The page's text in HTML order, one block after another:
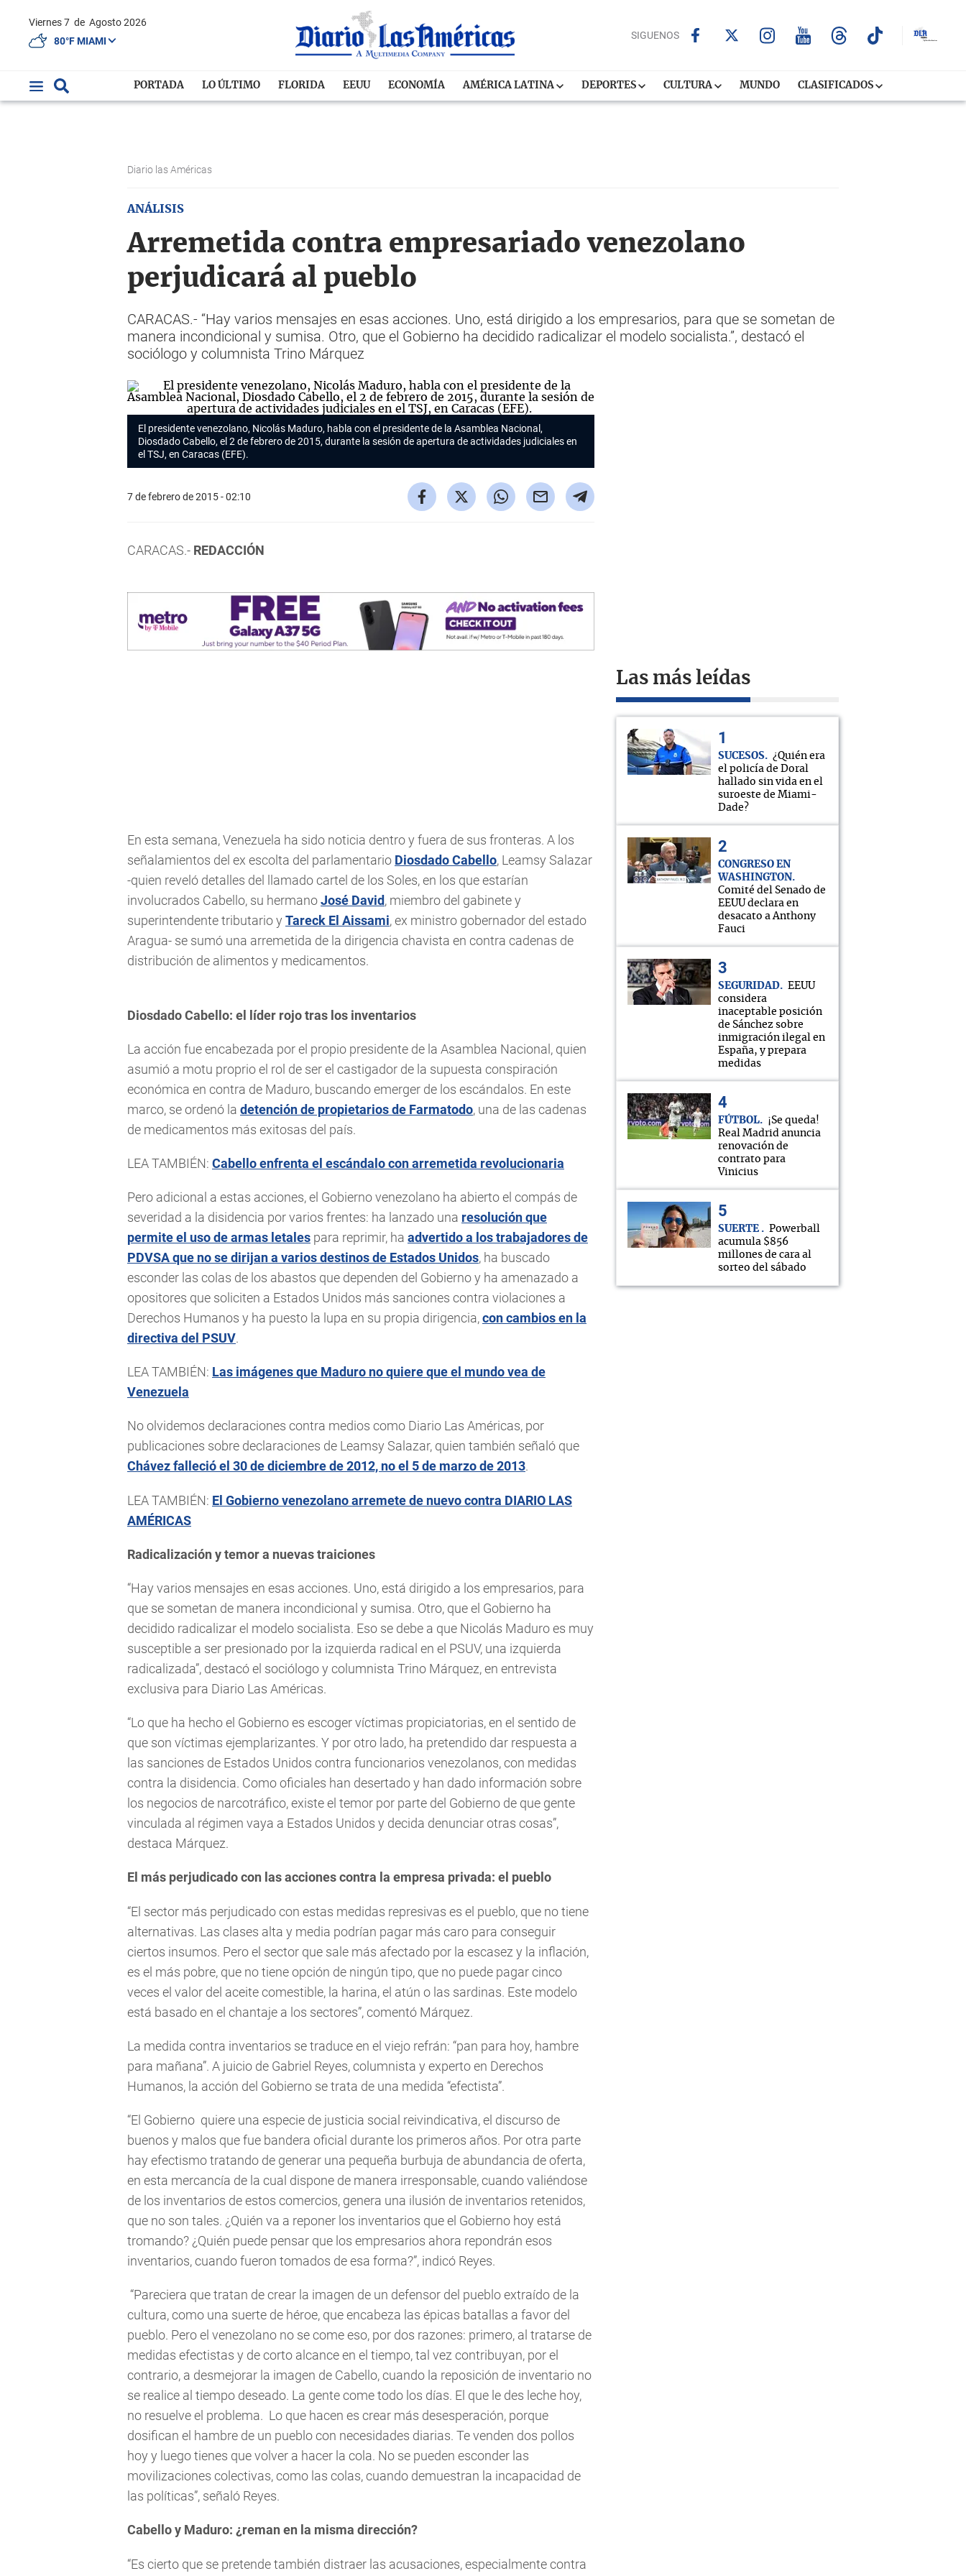
Viernes 7 de Agosto 2026
80°F MIAMI
SIGUENOS
PORTADA LO ÚLTIMO FLORIDA EEUU ECONOMÍA AMÉRICA LATINA DEPORTES CULTURA MUNDO CLASIFICADOS
Diario las Américas
ANÁLISIS
Arremetida contra empresariado venezolano
perjudicará al pueblo
CARACAS.- “Hay varios mensajes en esas acciones. Uno, está dirigido a los empresarios, para que se sometan de
manera incondicional y sumisa. Otro, que el Gobierno ha decidido radicalizar el modelo socialista.”, destacó el
sociólogo y columnista Trino Márquez
El presidente venezolano, Nicolás Maduro, habla con el presidente de la Asamblea Nacional,
Diosdado Cabello, el 2 de febrero de 2015, durante la sesión de apertura de actividades judiciales en
el TSJ, en Caracas (EFE).
7 de febrero de 2015 - 02:10
CARACAS.- REDACCIÓN
En esta semana, Venezuela ha sido noticia dentro y fuera de sus fronteras. A los
señalamientos del ex escolta del parlamentario Diosdado Cabello, Leamsy Salazar
-quien reveló detalles del llamado cartel de los Soles, en los que estarían
involucrados Cabello, su hermanoJosé David, miembro del gabinete y
superintendente tributario y Tareck El Aissami, ex ministro gobernador del estado
Aragua- se sumó una arremetida de la dirigencia chavista en contra cadenas de
distribución de alimentos y medicamentos.
Diosdado Cabello: el líder rojo tras los inventarios
La acción fue encabezada por el propio presidente de la Asamblea Nacional, quien
asumió a motu proprio el rol de ser el castigador de la supuesta conspiración
económica en contra de Maduro, buscando emerger de los escándalos. En este
marco, se ordenó la detención de propietarios de Farmatodo, una de las cadenas
de medicamentos más exitosas del país.
LEA TAMBIÉN: Cabello enfrenta el escándalo con arremetida revolucionaria
Pero adicional a estas acciones, el Gobierno venezolano ha abierto el compás de
severidad a la disidencia por varios frentes: ha lanzado una resolución que
permite el uso de armas letales para reprimir, ha advertido a los trabajadores de
PDVSA que no se dirijan a varios destinos de Estados Unidos, ha buscado
esconder las colas de los abastos que dependen del Gobierno y ha amenazado a
opositores que soliciten a Estados Unidos más sanciones contra violaciones a
Derechos Humanos y ha puesto la lupa en su propia dirigencia,con cambios en la
directiva del PSUV.
LEA TAMBIÉN: Las imágenes que Maduro no quiere que el mundo vea de
Venezuela
No olvidemos declaraciones contra medios como Diario Las Américas, por
publicaciones sobre declaraciones de Leamsy Salazar, quien también señaló que
Chávez falleció el 30 de diciembre de 2012, no el 5 de marzo de 2013.
LEA TAMBIÉN: El Gobierno venezolano arremete de nuevo contra DIARIO LAS
AMÉRICAS
Radicalización y temor a nuevas traiciones
“Hay varios mensajes en esas acciones. Uno, está dirigido a los empresarios, para
que se sometan de manera incondicional y sumisa. Otro, que el Gobierno ha
decidido radicalizar el modelo socialista. Eso se debe a que Nicolás Maduro es muy
susceptible a ser presionado por la izquierda radical en el PSUV, una izquierda
radicalizada”, destacó el sociólogo y columnista Trino Márquez, en entrevista
exclusiva para Diario Las Américas.
“Lo que ha hecho el Gobierno es escoger víctimas propiciatorias, en el sentido de
que son víctimas ejemplarizantes. Y por otro lado, ha pretendido dar respuesta a
las sanciones de Estados Unidos contra funcionarios venezolanos, con medidas
contra la disidencia. Como oficiales han desertado y han dado información sobre
los negocios de narcotráfico, existe el temor por parte del Gobierno de que gente
vinculada al régimen vaya a Estados Unidos y decida denunciar otras cosas”,
destaca Márquez.
El más perjudicado con las acciones contra la empresa privada: el pueblo
“El sector más perjudicado con estas medidas represivas es el pueblo, que no tiene
alternativas. Las clases alta y media podrían pagar más caro para conseguir
ciertos insumos. Pero el sector que sale más afectado por la escasez y la inflación,
es el más pobre, que no tiene opción de ningún tipo, que no puede pagar cinco
veces el valor del aceite comestible, la harina, el atún o las sardinas. Este modelo
está basado en el chantaje a los sectores”, comentó Márquez.
La medida contra inventarios se traduce en el viejo refrán: “pan para hoy, hambre
para mañana”. A juicio de Gabriel Reyes, columnista y experto en Derechos
Humanos, la acción del Gobierno se trata de una medida “efectista”.
“El Gobierno quiere una especie de justicia social reivindicativa, el discurso de
buenos y malos que fue bandera oficial durante los primeros años. Por otra parte
hay efectismo tratando de generar una pequeña burbuja de abundancia de oferta,
en esta mercancía de la cual dispone de manera irresponsable, cuando valiéndose
de los inventarios de estos comercios, genera una ilusión de inventarios retenidos,
que no son tales. ¿Quién va a reponer los inventarios que el Gobierno hoy está
tromando? ¿Quién puede pensar que los empresarios ahora repondrán esos
inventarios, cuando fueron tomados de esa forma?”, indicó Reyes.
“Pareciera que tratan de crear la imagen de un defensor del pueblo extraído de la
cultura, como una suerte de héroe, que encabeza las épicas batallas a favor del
pueblo. Pero el venezolano no se come eso, por dos razones: primero, al tratarse de
medidas efectistas y de corto alcance en el tiempo, tal vez contribuyan, por el
contrario, a desmejorar la imagen de Cabello, cuando la reposición de inventario no
se realice al tiempo deseado. La gente come todo los días. El que le des leche hoy,
no resuelve el problema. Lo que hacen es crear más desesperación, porque
dosifican el hambre de un pueblo con necesidades diarias. Te venden dos pollos
hoy y luego tienes que volver a hacer la cola. No se pueden esconder las
movilizaciones colectivas, como las colas, cuando demuestran la incapacidad de
las políticas”, señaló Reyes.
Cabello y Maduro: ¿reman en la misma dirección?
“Es cierto que se pretende también distraer las acusaciones, especialmente contra
Las más leídas
SUCESOS
¿Quién era
el policía de Doral
hallado sin vida en el
suroeste de Miami-
Dade?
CONGRESO EN
WASHINGTON
Comité del Senado de
EEUU declara en
desacato a Anthony
Fauci
SEGURIDAD
EEUU
considera
inaceptable posición
de Sánchez sobre
inmigración ilegal en
España, y prepara
medidas
FÚTBOL
¡Se queda!
Real Madrid anuncia
renovación de
contrato para
Vinicius
SUERTE
Powerball
acumula $856
millones de cara al
sorteo del sábado